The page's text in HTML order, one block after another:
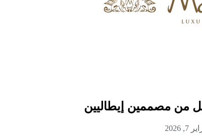
من مصممين إيطاليين
2026